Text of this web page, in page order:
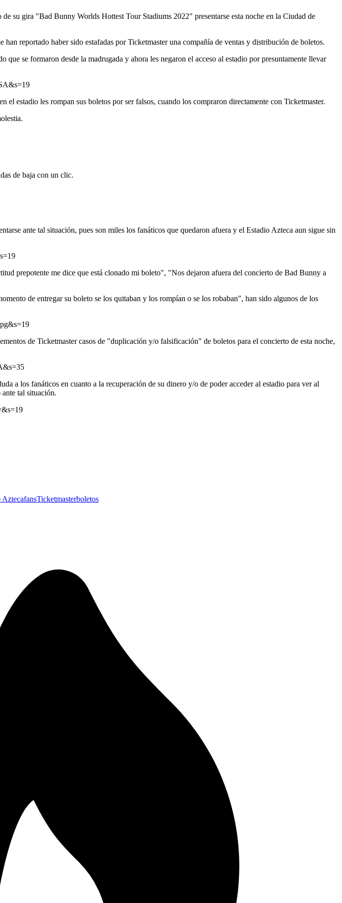
su gira "Bad Bunny Worlds Hottest Tour Stadiums 2022" presentarse esta noche en la Ciudad de
reportado haber sido estafadas por Ticketmaster una compañía de ventas y distribución de boletos.
se formaron desde la madrugada y ahora les negaron el acceso al estadio por presuntamente llevar
estadio les rompan sus boletos por ser falsos, cuando los compraron directamente con Ticketmaster.
de baja con un clic.
ante tal situación, pues son miles los fanáticos que quedaron afuera y el Estadio Azteca aun sigue sin
prepotente me dice que está clonado mi boleto", "Nos dejaron afuera del concierto de Bad Bunny a
de entregar su boleto se los quitaban y los rompían o se los robaban", han sido algunos de los
de Ticketmaster casos de "duplicación y/o falsificación" de boletos para el concierto de esta noche,
a los fanáticos en cuanto a la recuperación de su dinero y/o de poder acceder al estadio para ver al
tal situación.
AztecafansTicketmasterboletos